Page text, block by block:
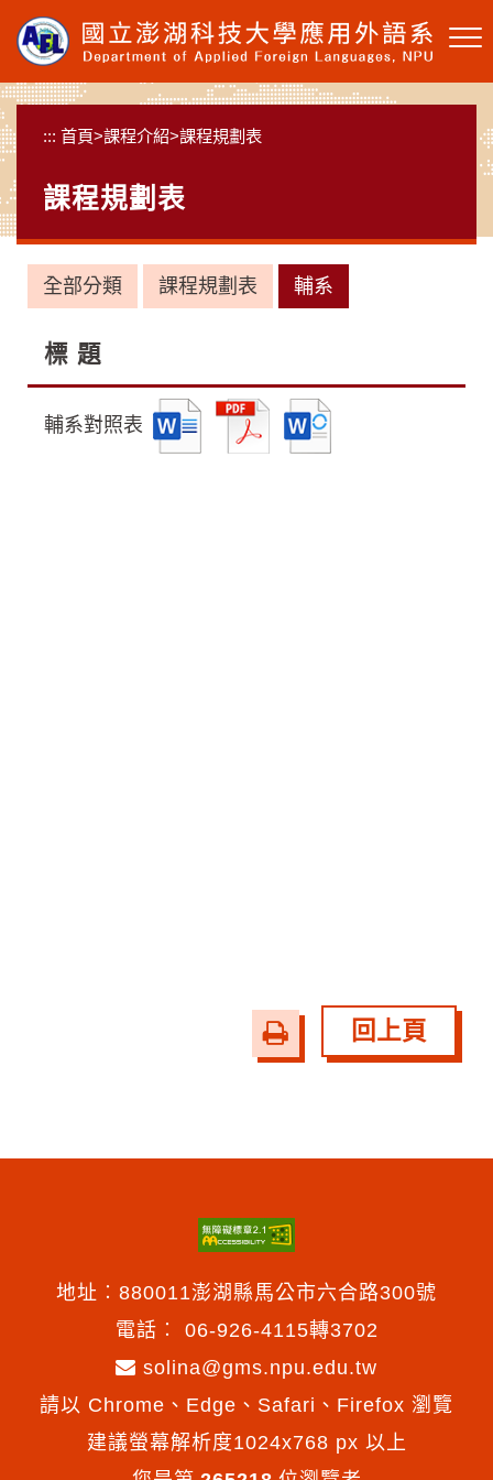
要
內
容
塊
::: 首頁>課程介紹>課程規劃表
課程規劃表
全部分類 課程規劃表 輔系
標 題
輔系對照表
友
善
回上頁
地址︰880011澎湖縣馬公市六合路300號
電話︰ 06-926-4115轉3702
solina@gms.npu.edu.tw
請以 Chrome、Edge、Safari、Firefox 瀏覽
建議螢幕解析度1024x768 px 以上